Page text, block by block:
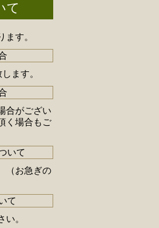
て
ます。
ます。
合がござい
く場合もご
いて
（お急ぎの
て
い。